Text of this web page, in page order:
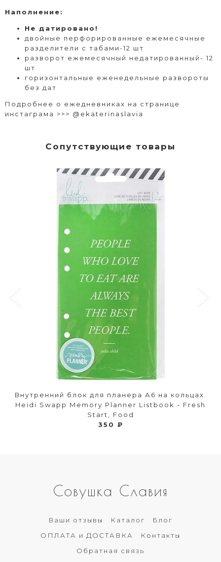
Наполнение:
Не датировано!
двойные перфорированные ежемесячные
разделители с табами-12 шт
разворот ежемесячный недатированный- 12
шт
горизонтальные еженедельные развороты
без дат
Подробнее о ежедневниках на странице
инстаграма >>> @ekaterinaslavia
Сопутствующие товары
Внутренний блок для планера А6 на кольцах.
Heidi Swapp Memory Planner Listbook - Fresh
Start, Food
350 ₽
Совушка Славия
Ваши отзывы Каталог
Блог
ОПЛАТА и ДОСТАВКА
Контакты
Обратная связь